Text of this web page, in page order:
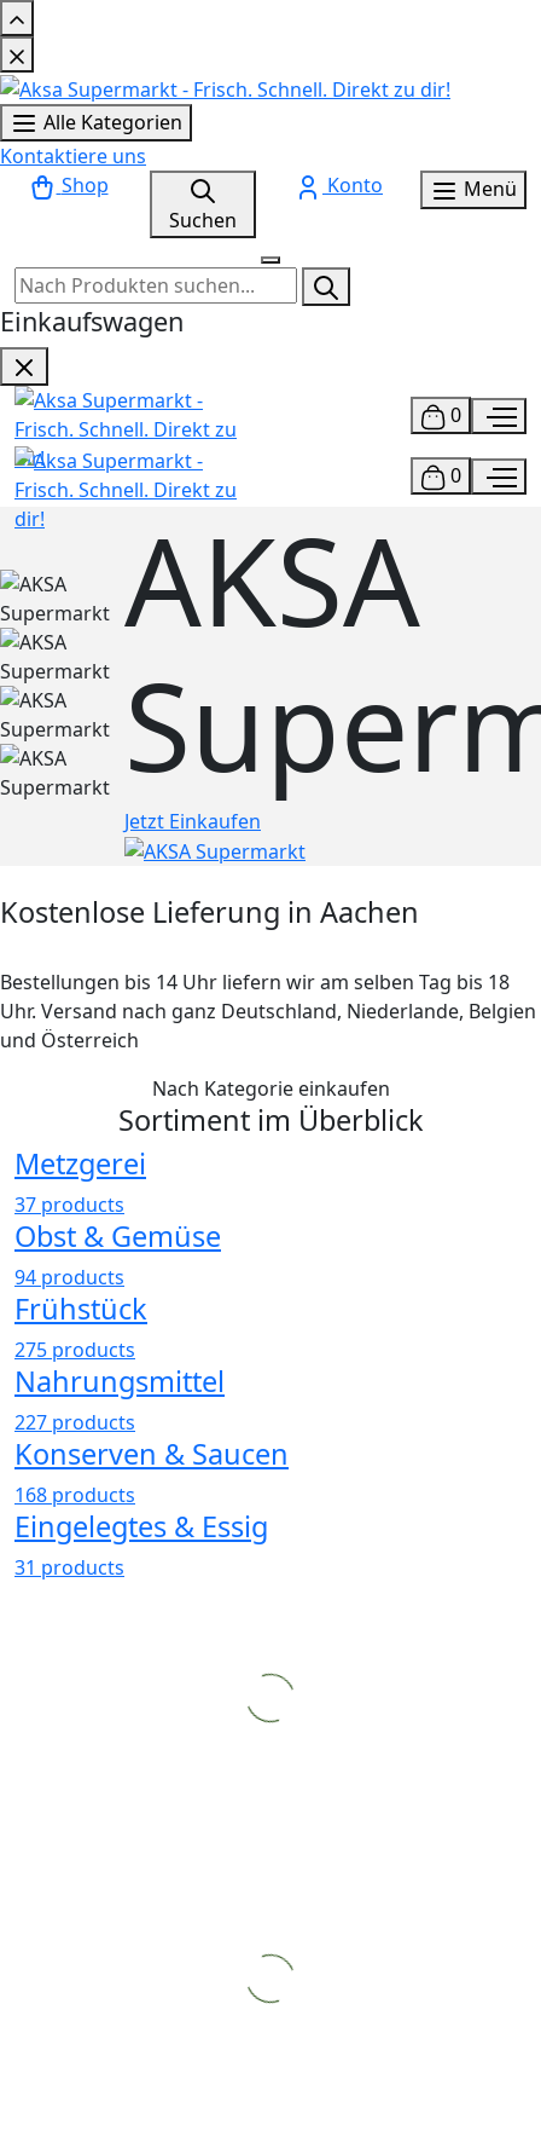
Alle Kategorien
Kontaktiere uns
Shop
Suchen
Konto Menü
Einkaufswagen
0
0
AKSA
Jetzt Einkaufen
Kostenlose Lieferung in Aachen
Bestellungen bis 14 Uhr liefern wir am selben Tag bis 18
Uhr. Versand nach ganz Deutschland, Niederlande, Belgien
und Österreich
Nach Kategorie einkaufen
Sortimentim Überblick
Metzgerei
37 products
Obst & Gemüse
94 products
Frühstück
275 products
Nahrungsmittel
227 products
Konserven & Saucen
168 products
Eingelegtes & Essig
31 products